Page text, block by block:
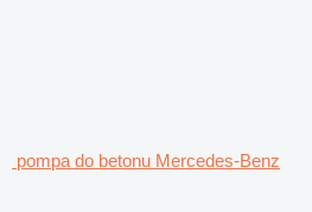
pompa do betonu Mercedes-Benz